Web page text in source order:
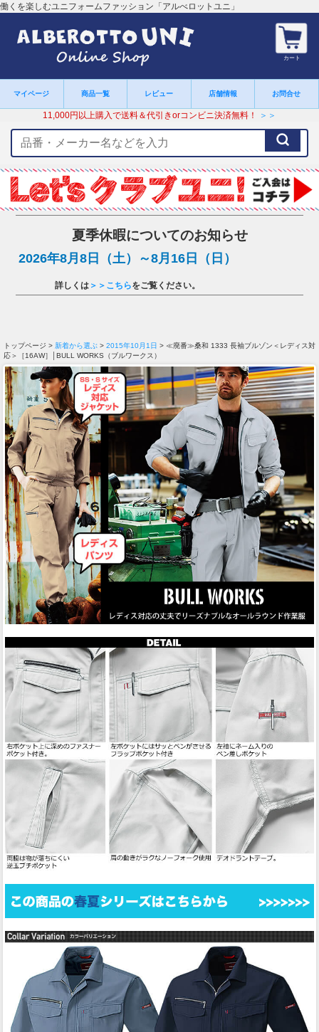
働くを楽しむユニフォームファッション「アルべロットユニ」
カート
マイページ 商品一覧 レビュー 店舗情報 お問合せ
11,000円以上購入で送料＆代引きorコンビニ決済無料！ ＞＞
ー
ワ
ー
ド
夏季休暇についてのお知らせ
2026年8月8日（土）～8月16日（日）
詳しくは ＞＞こちらをご覧ください。
トップページ > 新着から選ぶ > 2015年10月1日 > ≪廃番≫桑和 1333 長袖ブルゾン＜レディス対
応＞［16AW］│BULL WORKS（ブルワークス）